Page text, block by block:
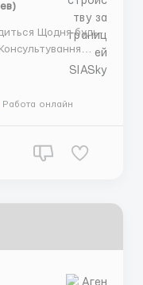
Щодня будь-
Работа онлайн